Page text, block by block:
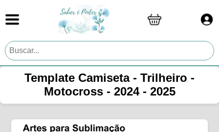
Template Camiseta - Trilheiro -
Motocross - 2024 - 2025